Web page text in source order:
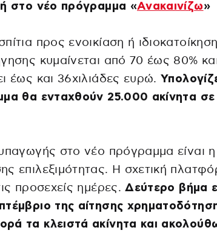
στο νέο πρόγραμμα «Ανακαινίζω»
προς ενοικίαση ή
κυμαίνεται από 70 έως 80%
έως και 36χιλιάδες ευρώ.
θα ενταχθούν 25.000 ακίνητα
στο νέο πρόγραμμα είναι η
επιλεξιμότητας. Η σχετική
προσεχείς ημέρες.Δεύτερο βήμα
της αίτησης
τα κλειστά ακίνητα και